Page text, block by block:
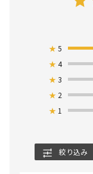
★5
★4
★3
★ 2
★ 1
絞り込み